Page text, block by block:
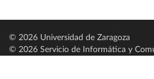
© 2026 Universidad de Zaragoza
© 2026 Servicio de Informática y